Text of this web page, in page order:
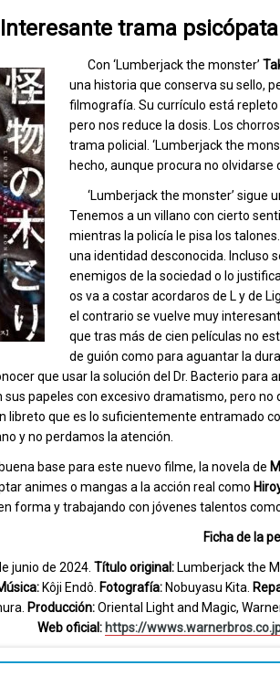
Interesante trama
Con ‘Lumberjack the monster’
una historia que conserva su sello,
filmografía. Su currículo está
pero nos reduce la dosis. Los
trama policial. ‘Lumberjack the
hecho, aunque procura no olvidarse
‘Lumberjack the monster’ sigue
Tenemos a un villano con cierto
mientras la policía le pisa los
una identidad desconocida. Incluso
enemigos de la sociedad o lo
os va a costar acordaros de L y de
el contrario se vuelve muy
que tras más de cien películas no
de guión como para aguantar la
que usar la solución del Dr. Bacterio para
papeles con excesivo dramatismo, pero no
libreto que es lo suficientemente entramado
y no perdamos la atención.
base para este nuevo filme, la novela de
animes o mangas a la acción real como
forma y trabajando con jóvenes talentos
Ficha de la
junio de 2024. Título original: Lumberjack the
Kôji Endô. Fotografía: Nobuyasu Kita.
Producción:Oriental Light and Magic,
Web oficial: https://